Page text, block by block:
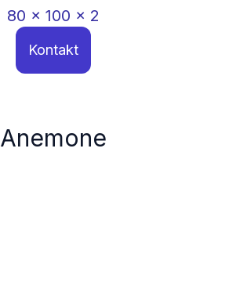
80 x 100 x 2
Kontakt
Anemone